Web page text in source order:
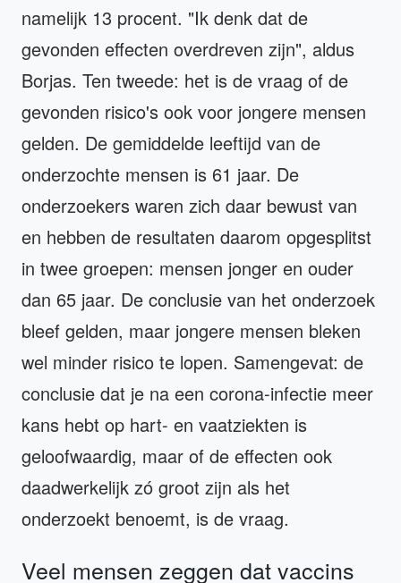
namelijk 13 procent. "Ik denk dat de
gevonden effecten overdreven zijn", aldus
Borjas. Ten tweede: het is de vraag of de
gevonden risico's ook voor jongere mensen
gelden. De gemiddelde leeftijd van de
onderzochte mensen is 61 jaar. De
onderzoekers waren zich daar bewust van
en hebben de resultaten daarom opgesplitst
in twee groepen: mensen jonger en ouder
dan 65 jaar. De conclusie van het onderzoek
bleef gelden, maar jongere mensen bleken
wel minder risico te lopen. Samengevat: de
conclusie dat je na een corona-infectie meer
kans hebt op hart- en vaatziekten is
geloofwaardig, maar of de effecten ook
daadwerkelijk zó groot zijn als het
onderzoekt benoemt, is de vraag.
Veel mensen zeggen dat vaccins